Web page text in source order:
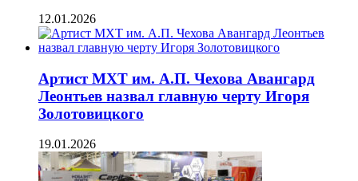
12.01.2026
Артист МХТ им. А.П. Чехова Авангард
Леонтьев назвал главную черту Игоря
Золотовицкого
19.01.2026